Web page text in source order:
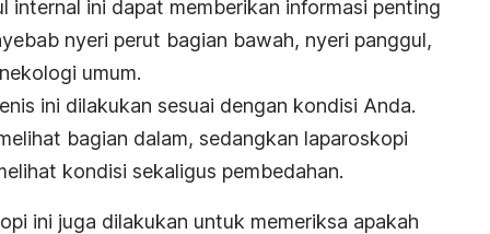
internal ini dapat memberikan informasi penting
nyeri perut bagian bawah, nyeri panggul,
umum.
ini dilakukan sesuai dengan kondisi Anda.
bagian dalam, sedangkan laparoskopi
kondisi sekaligus pembedahan.
ini juga dilakukan untuk memeriksa apakah